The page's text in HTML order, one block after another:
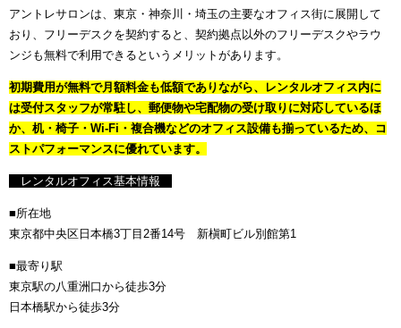
アントレサロンは、東京・神奈川・埼玉の主要なオフィス街に展開して
おり、フリーデスクを契約すると、契約拠点以外のフリーデスクやラウ
ンジも無料で利用できるというメリットがあります。
初期費用が無料で月額料金も低額でありながら、レンタルオフィス内に
は受付スタッフが常駐し、郵便物や宅配物の受け取りに対応しているほ
か、机・椅子・Wi-Fi・複合機などのオフィス設備も揃っているため、コ
ストパフォーマンスに優れています。
レンタルオフィス基本情報
■所在地
東京都中央区日本橋3丁目2番14号 新槇町ビル別館第1
■最寄り駅
東京駅の八重洲口から徒歩3分
日本橋駅から徒歩3分